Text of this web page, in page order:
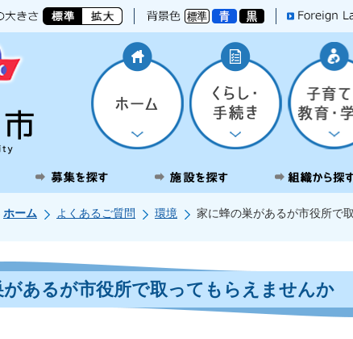
ホーム よくあるご質問 環境 家に蜂の巣があるが市役所で
あるが市役所で取ってもらえませんか